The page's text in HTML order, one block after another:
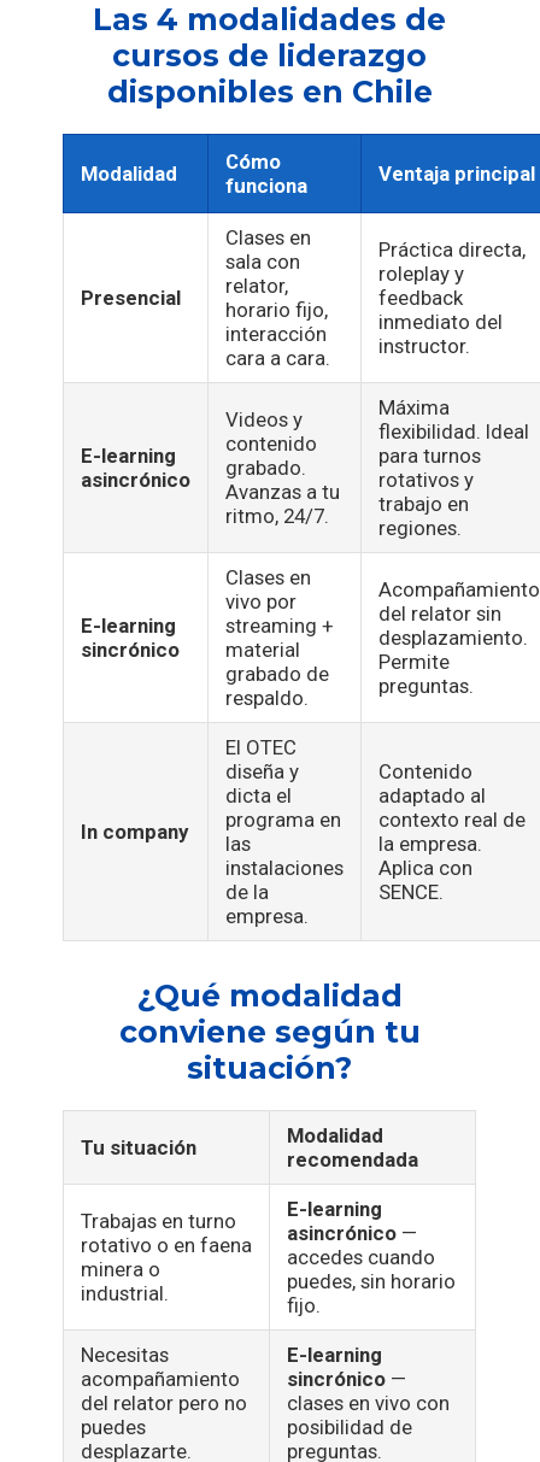
Las 4 modalidades de
cursos de liderazgo
disponibles en Chile
Modalidad
Cómo
funciona
Ventaja principal
Presencial
Clases en
sala con
relator,
horario fijo,
interacción
cara a cara.
Práctica directa,
roleplay y
feedback
inmediato del
instructor.
E-learning
asincrónico
Videos y
contenido
grabado.
Avanzas a tu
ritmo, 24/7.
Máxima
flexibilidad. Ideal
para turnos
rotativos y
trabajo en
regiones.
E-learning
sincrónico
Clases en
vivo por
streaming +
material
grabado de
respaldo.
Acompañamiento
del relator sin
desplazamiento.
Permite
preguntas.
In company
El OTEC
diseña y
dicta el
programa en
las
instalaciones
de la
empresa.
Contenido
adaptado al
contexto real de
la empresa.
Aplica con
SENCE.
¿Qué modalidad
conviene según tu
situación?
Tu situación
Modalidad
recomendada
Trabajas en turno
rotativo o en faena
minera o
industrial.
E-learning
asincrónico —
accedes cuando
puedes, sin horario
fijo.
Necesitas
acompañamiento
del relator pero no
puedes
desplazarte.
E-learning
sincrónico —
clases en vivo con
posibilidad de
preguntas.